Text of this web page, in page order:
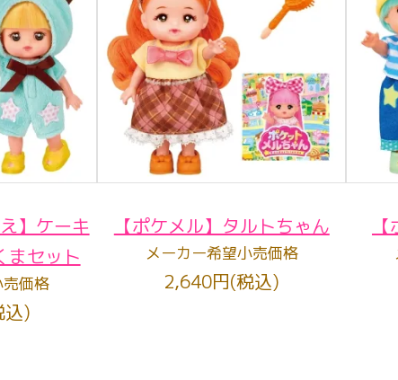
】ケーキ
まセット
価格
込)
【ポケメル】タルトちゃん
メーカー希望小売価格
2,640円(税込)